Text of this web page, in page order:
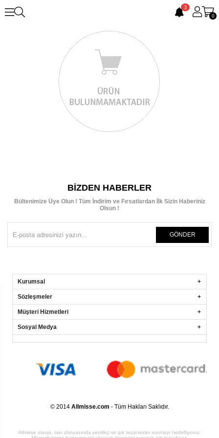
3
0
BIZDEN HABERLER
Bültenimize Üye Olun ! Tüm İndirim ve Fırsatlardan İlk Sizin Haberiniz
Olsun !
GÖNDER
Kurumsal
Sözleşmeler
Müşteri Hizmetleri
Sosyal Medya
© 2014 Allmisse.com - Tüm Hakları Saklıdır.
Allmisse olarak, takı dünyasında yenilikçi ve şık seçenekler sunmayı hedefliyoruz.